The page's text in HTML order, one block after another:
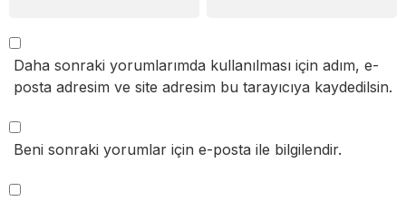
Daha sonraki yorumlarımda kullanılması için adım, e-
posta adresim ve site adresim bu tarayıcıya kaydedilsin.
Beni sonraki yorumlar için e-posta ile bilgilendir.